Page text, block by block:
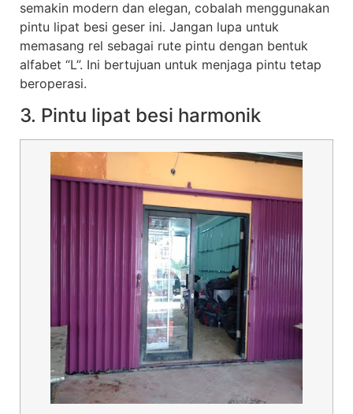
semakin modern dan elegan, cobalah menggunakan
pintu lipat besi geser ini. Jangan lupa untuk
memasang rel sebagai rute pintu dengan bentuk
alfabet “L”. Ini bertujuan untuk menjaga pintu tetap
beroperasi.
3. Pintu lipat besi harmonik